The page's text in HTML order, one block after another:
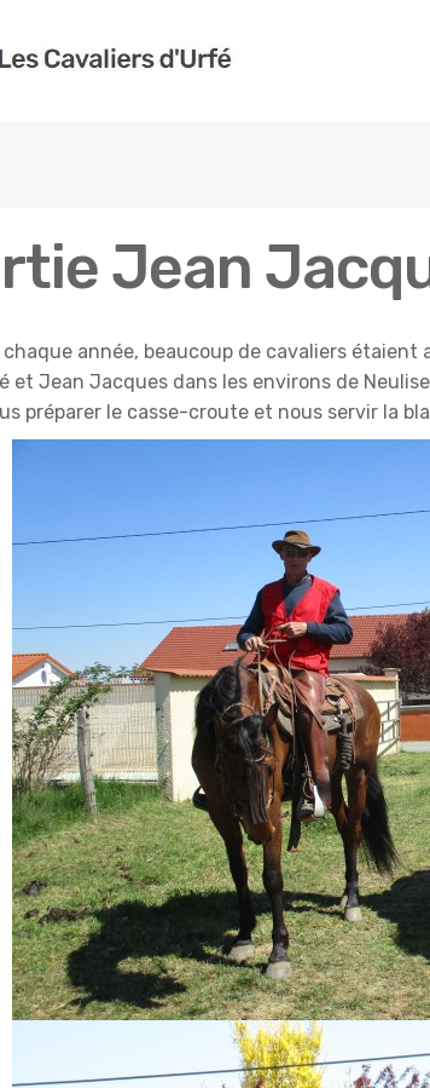
Jean
chaque année, beaucoup de cavaliers
et Jean Jacques dans les environs de
préparer le casse-croute et nous servir la